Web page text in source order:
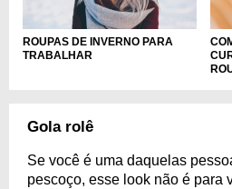
ROUPAS DE INVERNO PARA
TRABALHAR
Gola rolê
Se você é uma daquelas
pescoço, esse look não é para